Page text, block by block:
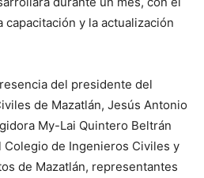
y la actualización
del presidente del
de Mazatlán, Jesús Antonio
My-Lai Quintero Beltrán
de Ingenieros Civiles y
de Mazatlán, representantes